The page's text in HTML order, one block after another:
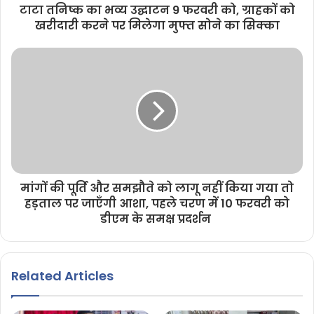
टाटा तनिष्क का भव्य उद्घाटन 9 फरवरी को, ग्राहकों को
खरीदारी करने पर मिलेगा मुफ्त सोने का सिक्का
मांगों की पूर्ति और समझौते को लागू नहीं किया गया तो
हड़ताल पर जाएँगी आशा, पहले चरण में 10 फरवरी को
डीएम के समक्ष प्रदर्शन
Related Articles